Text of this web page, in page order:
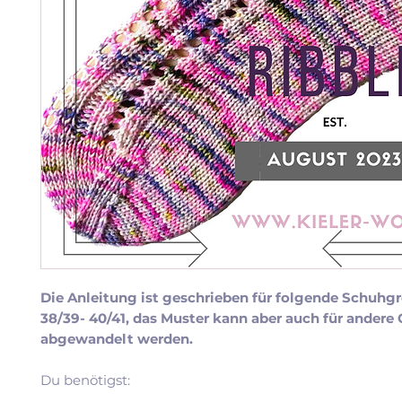
Die Anleitung ist geschrieben für folgende
38/39- 40/41, das Muster kann aber auch für andere
abgewandelt werden.
Du benötigst: